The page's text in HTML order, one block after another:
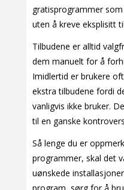
gratisprogrammer
uten å kreve eksplisitt
Tilbudene er alltid
dem manuelt for å
Imidlertid er brukere
ekstra tilbudene fordi
vanligvis ikke bruker.
til en ganske
Så lenge du er
programmer, skal det
uønskede